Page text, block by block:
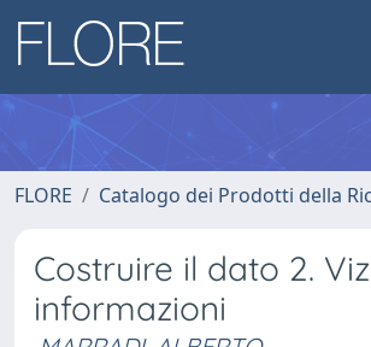
FLORE Catalogo dei Prodotti della
Costruire il dato 2.
informazioni